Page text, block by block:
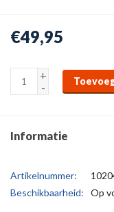
€49,95
+
-
Informatie
Artikelnummer:
Beschikbaarheid:
Op